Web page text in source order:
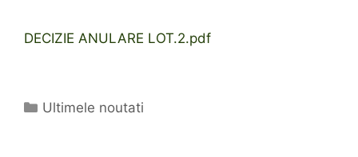
DECIZIE ANULARE LOT.2.pdf
Categorii
Ultimele noutati